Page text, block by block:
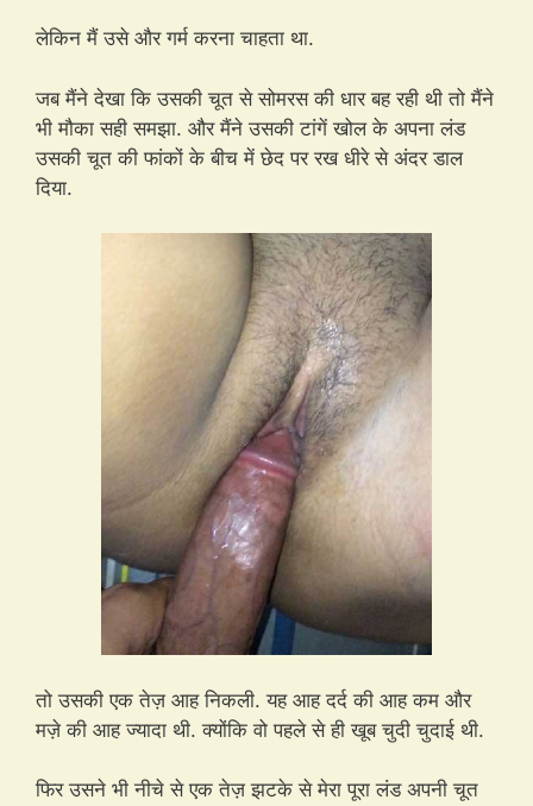
लेकिन मैं उसे और गर्म करना चाहता था.
जब मैंने देखा कि उसकी चूत से सोमरस की धार बह रही थी तो मैंने
भी मौका सही समझा. और मैंने उसकी टांगें खोल के अपना लंड
उसकी चूत की फांकों के बीच में छेद पर रख धीरे से अंदर डाल
दिया.
तो उसकी एक तेज़ आह निकली. यह आह दर्द की आह कम और
मज़े की आह ज्यादा थी. क्योंकि वो पहले से ही खूब चुदी चुदाई थी.
फिर उसने भी नीचे से एक तेज़ झटके से मेरा पूरा लंड अपनी चूत